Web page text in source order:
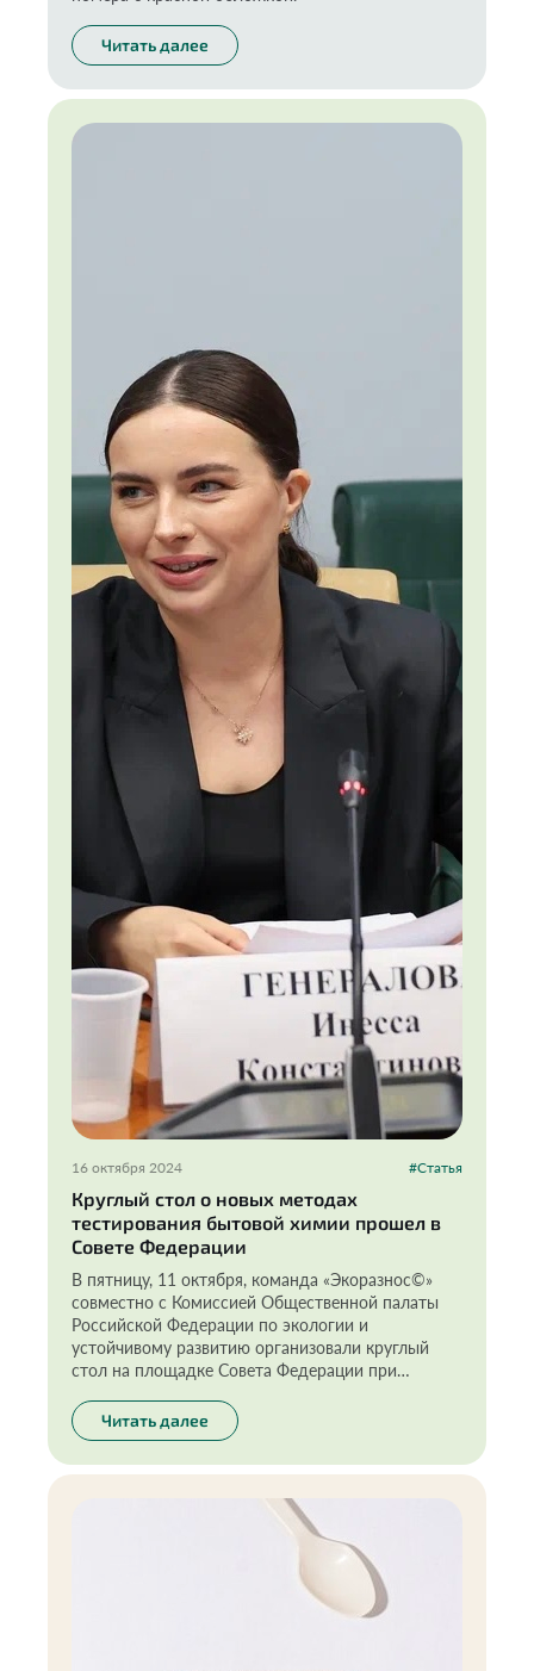
Читать далее
16 октября 2024 #Статья
Круглый стол о новых методах
тестирования бытовой химии прошел в
Совете Федерации
В пятницу, 11 октября, команда «Экоразнос©»
совместно с Комиссией Общественной палаты
Российской Федерации по экологии и
устойчивому развитию организовали круглый
стол на площадке Совета Федерации при
обсуждения стали новые методы тестирования
товаров бытовой химии «in vitro» (метод
тестирования «на стекле») и роль животных в
Читать далее